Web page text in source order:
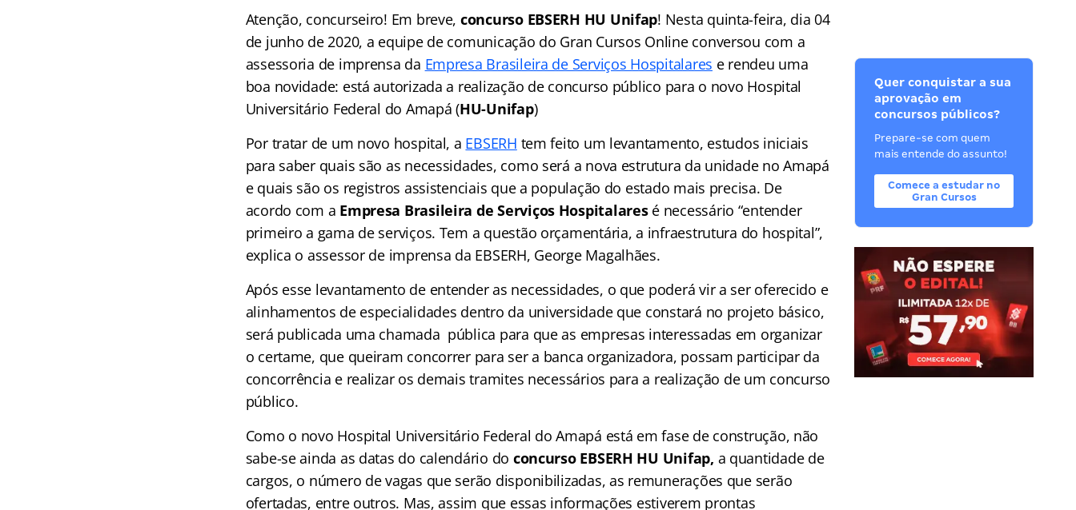
Atenção, concurseiro! Em breve, concurso EBSERH HU Unifap! Nesta quinta-feira, dia 04
de junho de 2020, a equipe de comunicação do Gran Cursos Online conversou com a
assessoria de imprensa da Empresa Brasileira de Serviços Hospitalares e rendeu uma
boa novidade: está autorizada a realização de concurso público para o novo Hospital
Universitário Federal do Amapá (HU-Unifap)
Por tratar de um novo hospital, a EBSERH tem feito um levantamento, estudos iniciais
para saber quais são as necessidades, como será a nova estrutura da unidade no Amapá
e quais são os registros assistenciais que a população do estado mais precisa. De
acordo com a Empresa Brasileira de Serviços Hospitalaresé necessário “entender
primeiro a gama de serviços. Tem a questão orçamentária, a infraestrutura do hospital”,
explica o assessor de imprensa da EBSERH, George Magalhães.
Após esse levantamento de entender as necessidades, o que poderá vir a ser oferecido e
alinhamentos de especialidades dentro da universidade que constará no projeto básico,
será publicada uma chamada pública para que as empresas interessadas em organizar
o certame, que queiram concorrer para ser a banca organizadora, possam participar da
concorrência e realizar os demais tramites necessários para a realização de um concurso
público.
Como o novo Hospital Universitário Federal do Amapá está em fase de construção, não
sabe-se ainda as datas do calendário do concurso EBSERH HU Unifap, a quantidade de
cargos, o número de vagas que serão disponibilizadas, as remunerações que serão
ofertadas, entre outros. Mas, assim que essas informações estiverem prontas
Quer conquistar a sua
aprovação em
concursos públicos?
Prepare-se com quem
mais entende do assunto!
Comece a estudar no
Gran Cursos